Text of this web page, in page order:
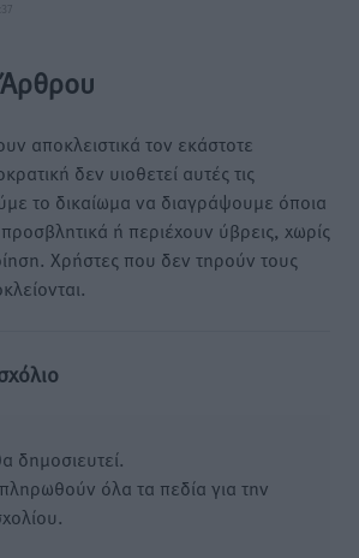
αποκλειστικά τον εκάστοτε
δεν υιοθετεί αυτές τις
το δικαίωμα να διαγράψουμε όποια
ή περιέχουν ύβρεις, χωρίς
Χρήστες που δεν τηρούν τους
δημοσιευτεί.
όλα τα πεδία για την